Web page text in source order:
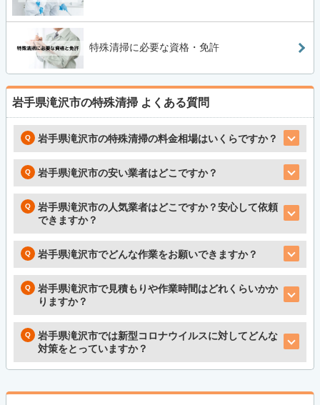
特殊清掃に必要な資格・免許
岩手県滝沢市の特殊清掃 よくある質問
岩手県滝沢市の特殊清掃の料金相場はいくらですか？
岩手県滝沢市の安い業者はどこですか？
岩手県滝沢市の人気業者はどこですか？安心して依頼
できますか？
岩手県滝沢市でどんな作業をお願いできますか？
岩手県滝沢市で見積もりや作業時間はどれくらいかか
りますか？
岩手県滝沢市では新型コロナウイルスに対してどんな
対策をとっていますか？